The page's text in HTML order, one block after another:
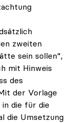
zweiten
sein sollen“,
mit Hinweis
des
der Vorlage
die für die
die Umsetzung